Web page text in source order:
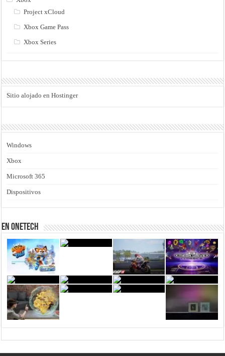
Project xCloud
Xbox Game Pass
Xbox Series
Sitio alojado en Hostinger
Windows
Xbox
Microsoft 365
Dispositivos
En Onetech